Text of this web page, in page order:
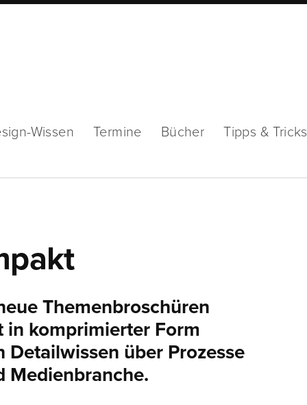
Wissen Termine Bücher Tipps & Tricks
Themenbroschüren
in komprimierter Form
über Prozesse
Medienbranche.